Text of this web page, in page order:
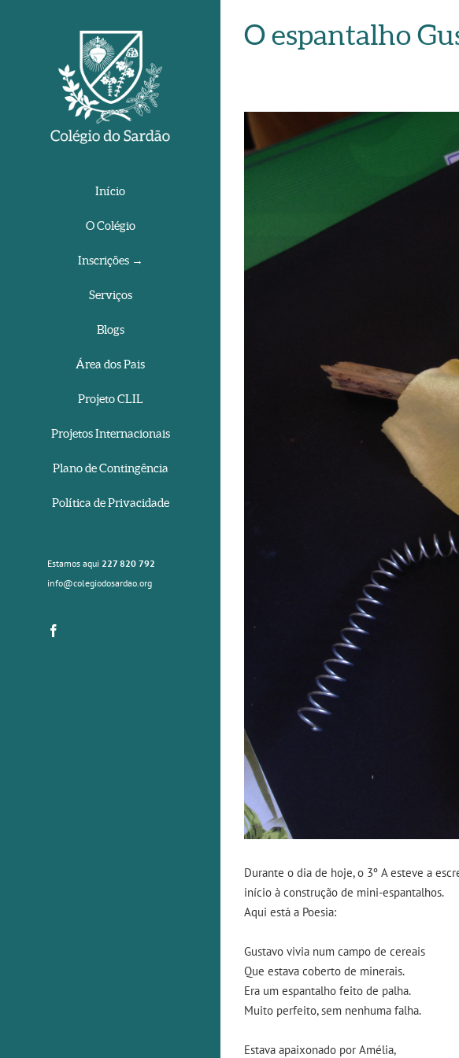
Início
O Colégio
Inscrições →
Serviços
Blogs
Área dos Pais
Projeto CLIL
Projetos Internacionais
Plano de Contingência
Política de Privacidade
Estamos aqui 227 820 792
info@colegiodosardao.org
O espantalho
View
Larger
Image
Durante o dia de hoje, o 3º A esteve a
início à construção de mini-espantalhos.
Aqui está a Poesia:
Gustavo vivia num campo de cereais
Que estava coberto de minerais.
Era um espantalho feito de palha.
Muito perfeito, sem nenhuma falha.
Estava apaixonado por Amélia,